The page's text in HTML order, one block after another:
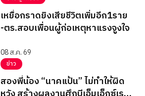
เหยื่อกราดยิงเสียชีวิตเพิ่มอีก1ราย
-ตร.สอบเพื่อนผู้ก่อเหตุหาแรงจูงใจ
08 ส.ค. 69
ข่าว
สองพี่น้อง “นาคแป้น” ไม่ทำให้ผิด